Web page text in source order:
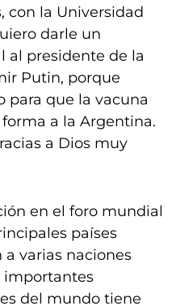
con la Universidad
darle un
al presidente de la
Putin, porque
para que la vacuna
a la Argentina.
a Dios muy
en el foro mundial
países
varias naciones
importantes
del mundo tiene